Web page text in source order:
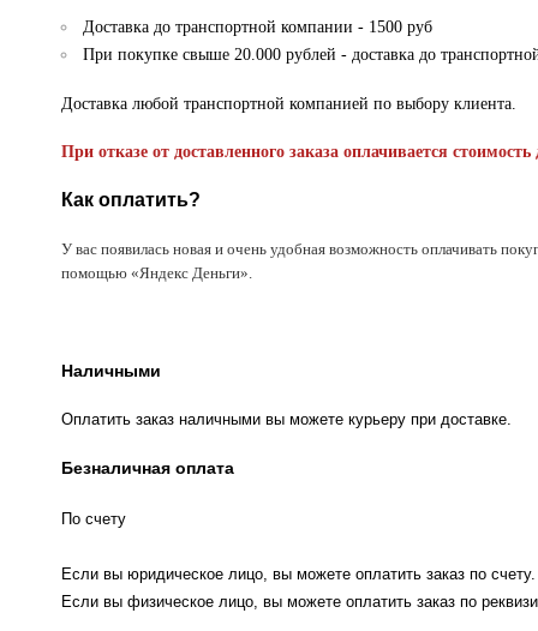
Доставка до транспортной компании - 1500 руб
При покупке свыше 20.000 рублей - доставка до
Доставка любой транспортной компанией по выбору клиента.
При отказе от доставленного заказа оплачивается стоимость
Как оплатить?
У вас появилась новая и очень удобная возможность оплачивать
помощью «Яндекс Деньги».
Наличными
Оплатить заказ наличными вы можете курьеру при доставке.
Безналичная оплата
По счету
Если вы юридическое лицо, вы можете оплатить заказ по счету.
Если вы физическое лицо, вы можете оплатить заказ по